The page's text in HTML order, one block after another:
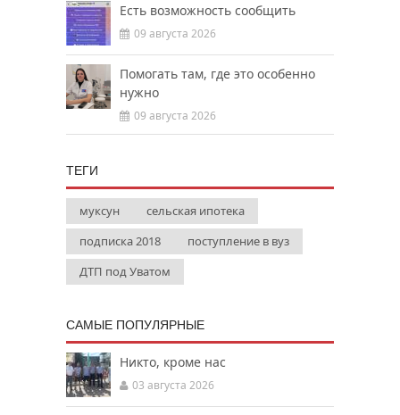
Есть возможность сообщить
09 августа 2026
Помогать там, где это особенно
нужно
09 августа 2026
ТЕГИ
муксун
сельская ипотека
подписка 2018
поступление в вуз
ДТП под Уватом
САМЫЕ ПОПУЛЯРНЫЕ
Никто, кроме нас
03 августа 2026